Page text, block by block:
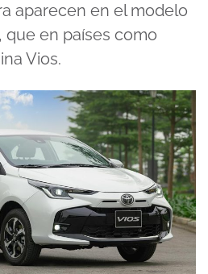
aparecen en el modelo
en países como
Vios.